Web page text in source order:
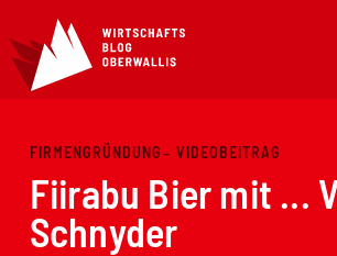
FIRMENGRÜNDUNG VIDEOBEITRAG
Fiirabu Bier mit ...
Schnyder